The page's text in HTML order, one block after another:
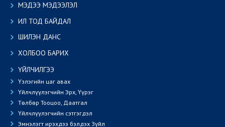
МЭДЭЭ МЭДЭЭЛЭЛ
ИЛ ТОД БАЙДАЛ
ШИЛЭН ДАНС
ХОЛБОО БАРИХ
ҮЙЛЧИЛГЭЭ
Үзлэгийн цаг авах
Үйлчлүүлэгчийн Эрх, Үүрэг
Төлбөр Тооцоо, Даатгал
Үйлчлүүлэгчийн сэтгэгдэл
Эмнэлэгт ирэхдээ бэлдэх Зүйл